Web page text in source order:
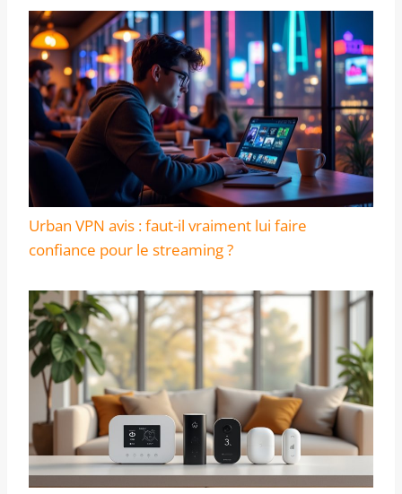
Urban VPN avis : faut-il vraiment lui faire
confiance pour le streaming ?